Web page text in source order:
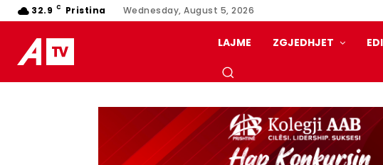
32.9 C Pristina Wednesday, August 5, 2026
LAJME ZGJEDHJET